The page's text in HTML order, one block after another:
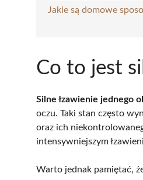
Jakie są domowe
Co to jest
Silne łzawienie jednego
oczu. Taki stan często
oraz ich
intensywniejszym
Warto jednak pamiętać,